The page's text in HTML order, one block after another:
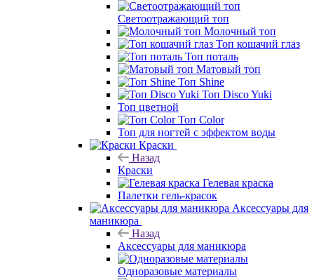
Светоотражающий топ
Молочный топ
Топ кошачий глаз
Топ поталь
Матовый топ
Топ Shine
Топ Disco Yuki
Топ цветной
Топ Color
Топ для ногтей с эффектом воды
Краски
Назад
Краски
Гелевая краска
Палетки гель-красок
Аксессуары для
маникюра
Назад
Аксессуары для маникюра
Одноразовые материалы